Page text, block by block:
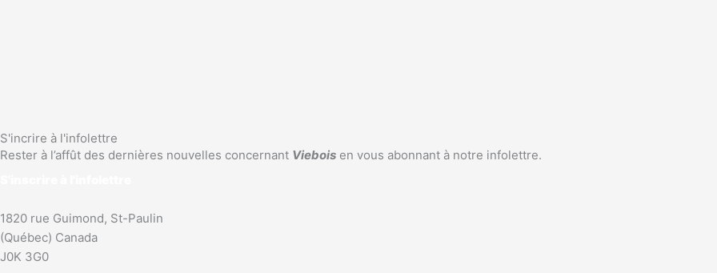
S'incrire à l'infolettre
Rester à l’affût des dernières nouvelles concernant Viebois en vous abonnant à notre infolettre.
1820 rue Guimond, St-Paulin
(Québec) Canada
J0K 3G0